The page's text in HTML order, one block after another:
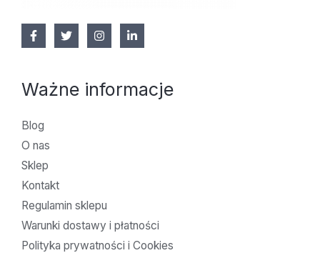
Ważne informacje
Blog
O nas
Sklep
Kontakt
Regulamin sklepu
Warunki dostawy i płatności
Polityka prywatności i Cookies